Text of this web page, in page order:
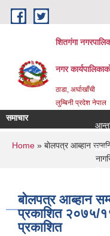
Skip to main content
शितगंगा
नगर
ठाडा, अर्घाखाँची
लुम्बिनी प्रदेश नेपाल
समाचार
रिक्त
You are here
Home» बाेलपत्र आब्हान
बाेलपत्र आब्हान
प्रकाशित २०७५/
प्रकाशित